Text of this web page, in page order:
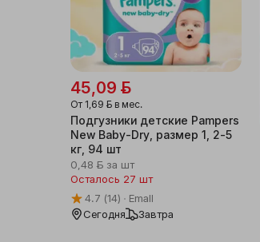
Новогодние товары
45,09 ƃ
От 1,69 ƃ в мес.
Подгузники детские Pampers
New Baby-Dry, размер 1, 2-5
кг, 94 шт
0,48 ƃ за шт
Осталось 27 шт
4.7 (14)
Emall
Сегодня
Завтра